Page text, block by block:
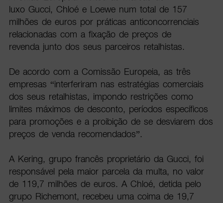
luxo Gucci, Chloé e Loewe num total de 157
milhões de euros por práticas anticoncorrenciais
relacionadas com a fixação de preços de
revenda junto dos seus parceiros retalhistas.
De acordo com a Comissão Europeia, as três
empresas “interferiram nas estratégias comerciais
dos seus retalhistas, impondo restrições como
limites máximos de desconto, períodos específicos
para promoções e a proibição de se desviarem dos
preços de venda recomendados”.
A Kering, grupo francês proprietário da Gucci, foi
responsável pela maior parcela da multa, no valor
de 119,7 milhões de euros. A Chloé, detida pelo
grupo Richemont, recebeu uma coima de 19,7